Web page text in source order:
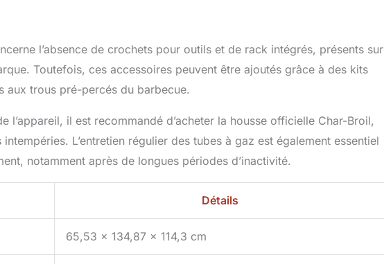
l’absence de crochets pour outils et de rack intégrés, présents sur
Toutefois, ces accessoires peuvent être ajoutés grâce à des kits
aux trous pré-percés du barbecue.
l’appareil, il est recommandé d’acheter la housse officielle Char-Broil,
L’entretien régulier des tubes à gaz est également essentiel
notamment après de longues périodes d’inactivité.
Détails
65,53 x 134,87 x 114,3 cm